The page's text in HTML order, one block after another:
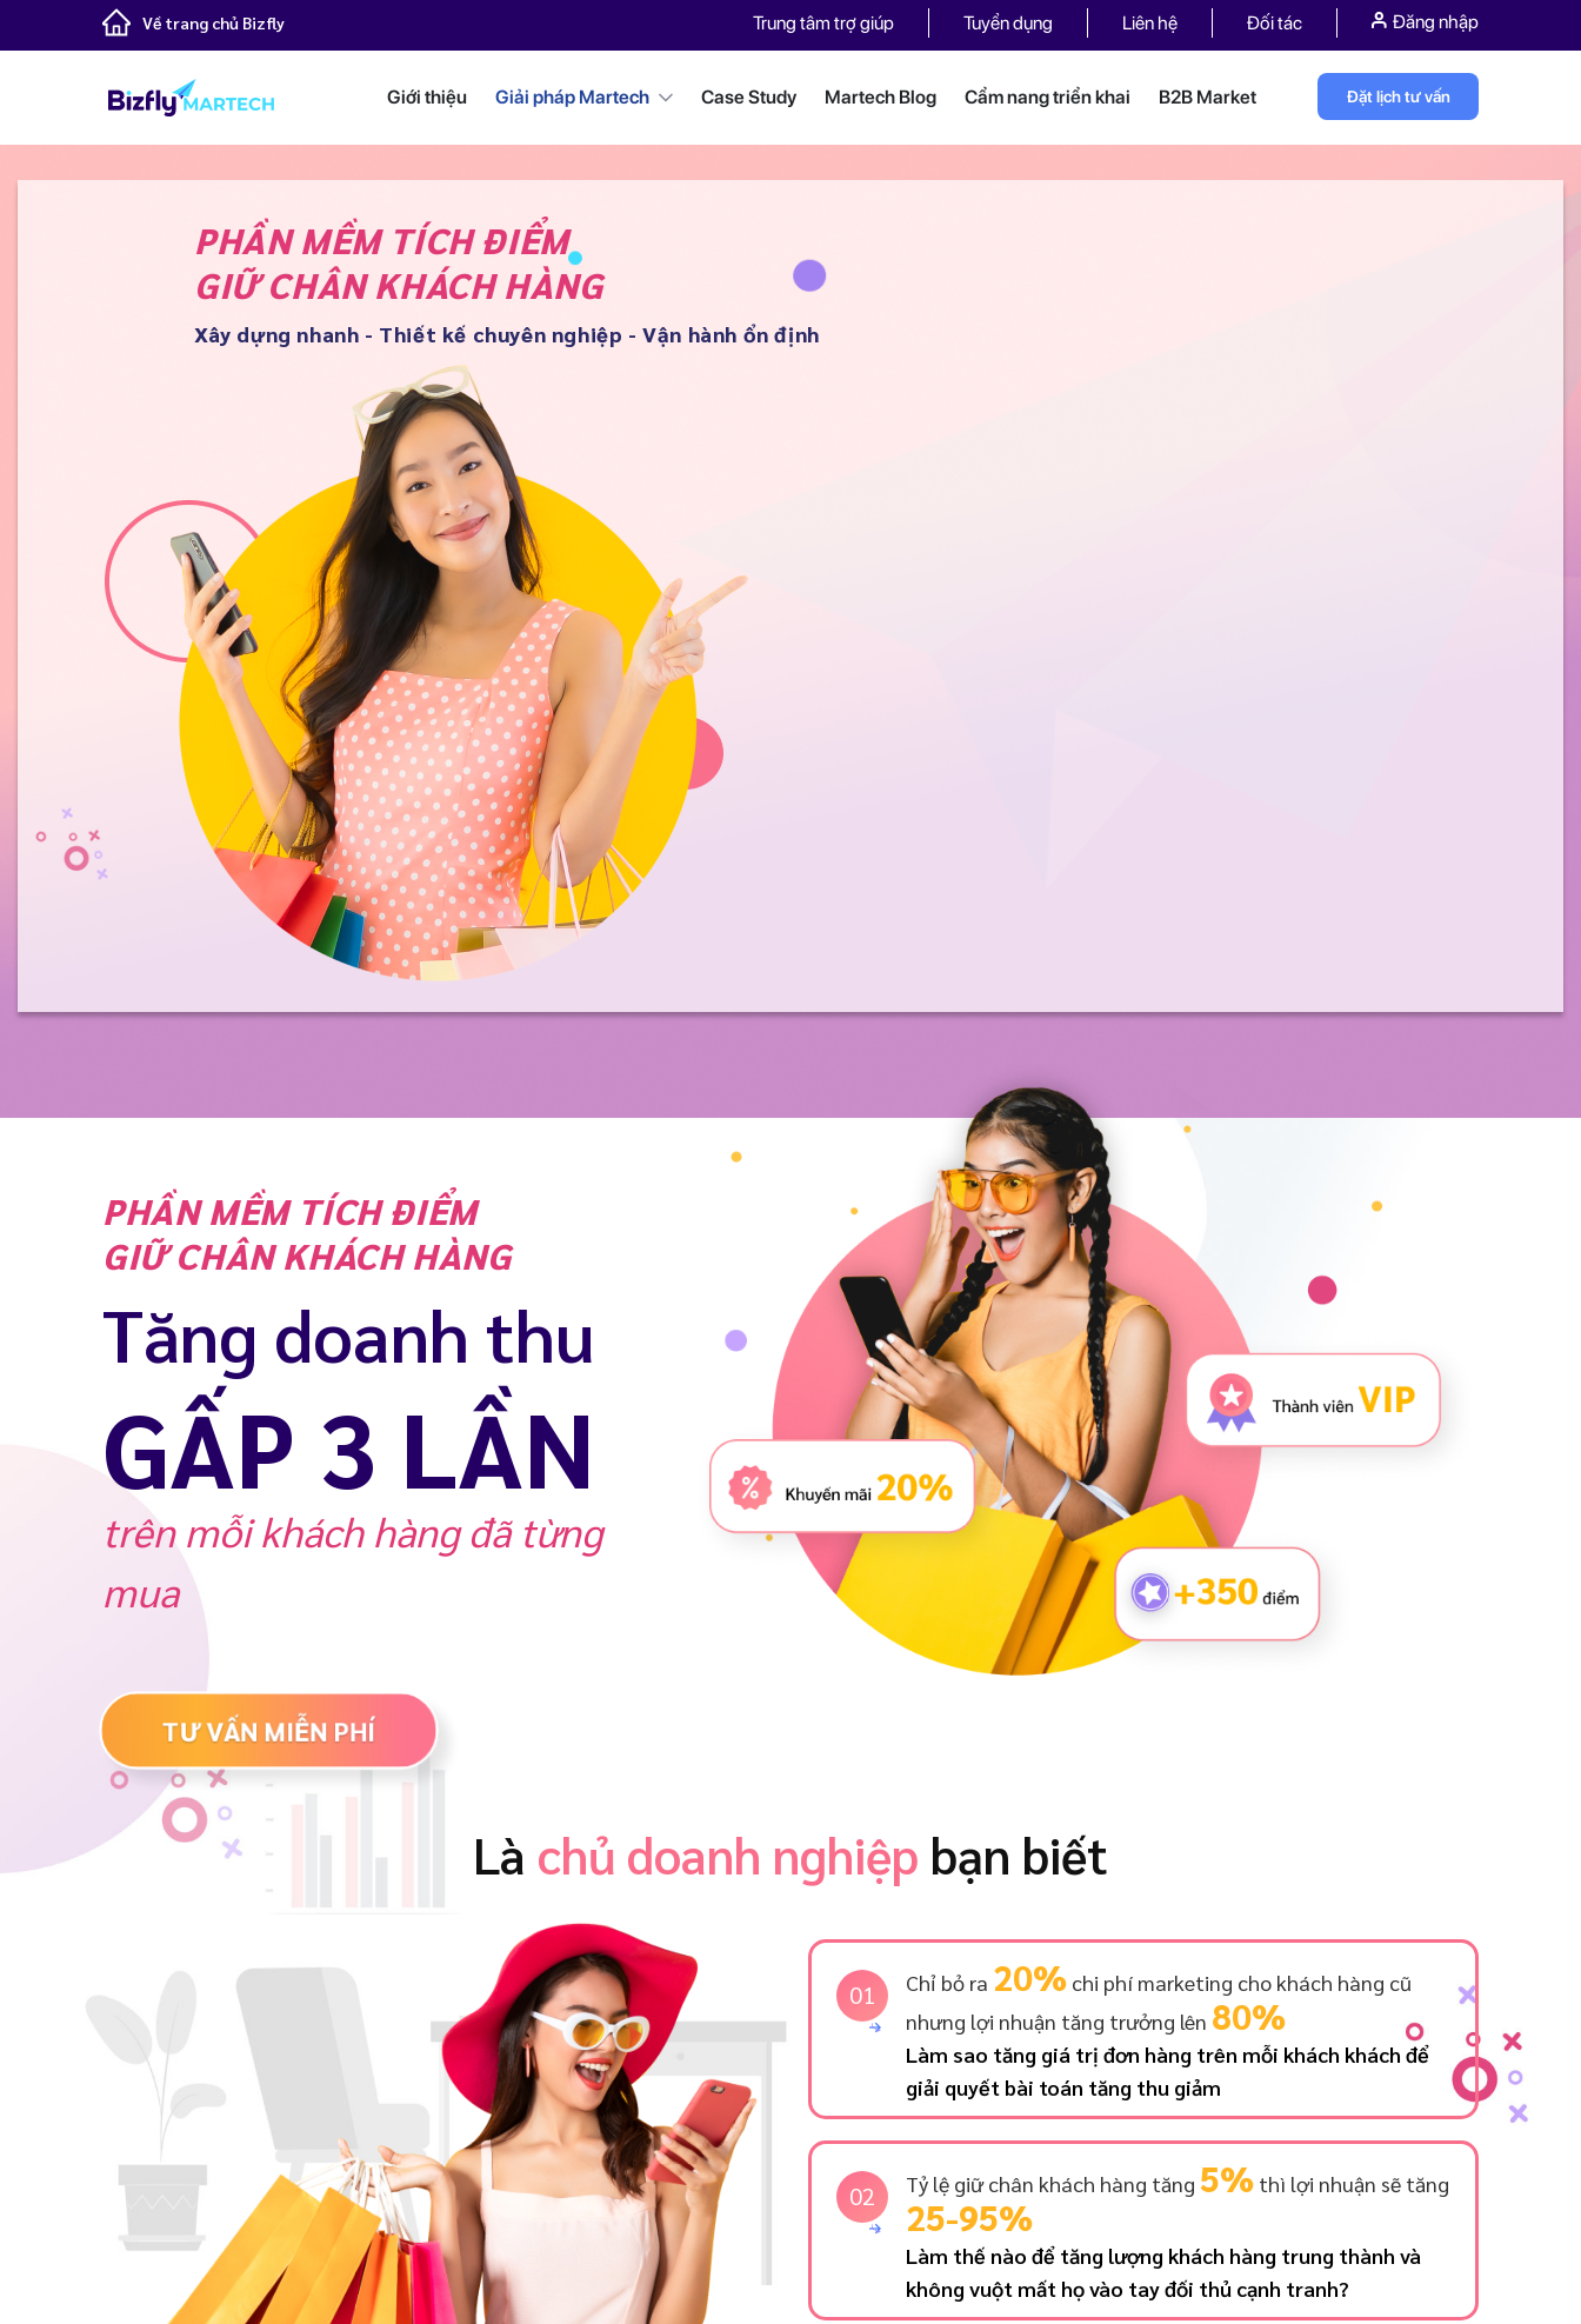
Về trang chủ Bizfly Trung tâm trợ giúp Tuyển dụng Liên hệ Đối tác Đăng nhập
Giới thiệu Giải pháp Martech Case Study Martech Blog Cẩm nang triển khai B2B Market Đặt lịch tư vấn
PHẦN MỀM TÍCH ĐIỂM
GIỮ CHÂN KHÁCH HÀNG
Xây dựng nhanh - Thiết kế chuyên nghiệp - Vận hành ổn định
PHẦN MỀM TÍCH ĐIỂM
GIỮ CHÂN KHÁCH HÀNG
Tăng doanh thu
GẤP 3 LẦN
trên mỗi khách hàng đã từng
mua
TƯ VẤN MIỄN PHÍ
Là chủ doanh nghiệp bạn biết
01 Chỉ bỏ ra 20% chi phí marketing cho khách hàng cũ
nhưng lợi nhuận tăng trưởng lên 80%
Làm sao tăng giá trị đơn hàng trên mỗi khách khách để
giải quyết bài toán tăng thu giảm
02 Tỷ lệ giữ chân khách hàng tăng 5% thì lợi nhuận sẽ tăng
25-95%
Làm thế nào để tăng lượng khách hàng trung thành và
không vuột mất họ vào tay đối thủ cạnh tranh?